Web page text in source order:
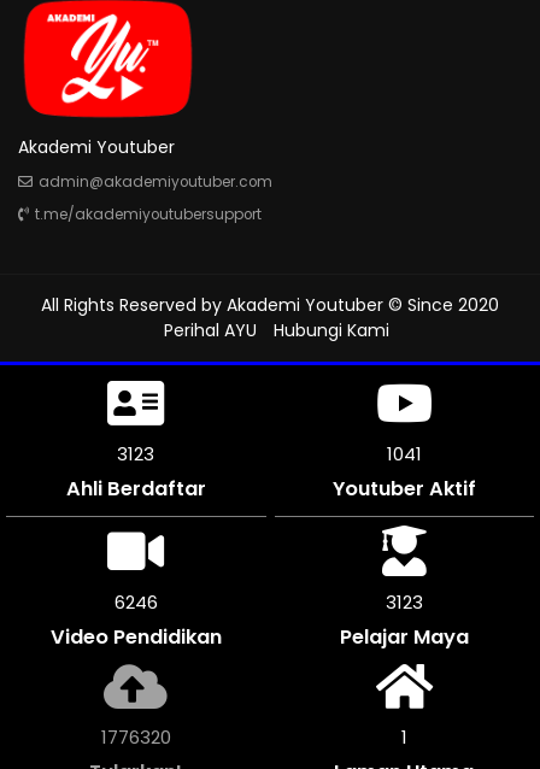
Akademi Youtuber
admin@akademiyoutuber.com
t.me/akademiyoutubersupport
All Rights Reserved by Akademi Youtuber © Since 2020
Perihal AYU
Hubungi Kami
3471
Ahli Berdaftar
1157
Youtuber Aktif
6936
Video Pendidikan
3468
Pelajar Maya
1974448 1